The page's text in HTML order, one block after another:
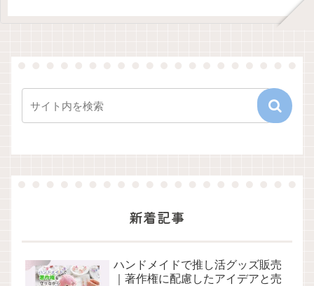
新着記事
ハンドメイドで推し活グッズ販売
｜著作権に配慮したアイデアと売